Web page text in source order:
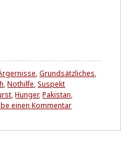
,Grundsätzliches,
,Nothilfe,Suspekt
,Hunger,Pakistan,
einen Kommentarzu